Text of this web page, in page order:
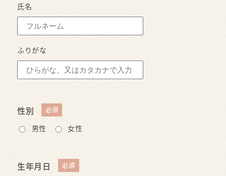
氏名
ふりがな
性別
男性 女性
生年月日